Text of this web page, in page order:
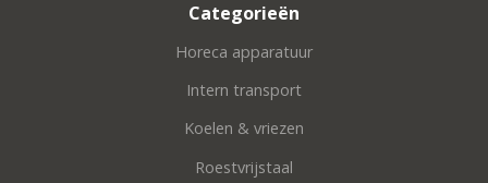
Categorieën
Horeca apparatuur
Intern transport
Koelen & vriezen
Roestvrijstaal